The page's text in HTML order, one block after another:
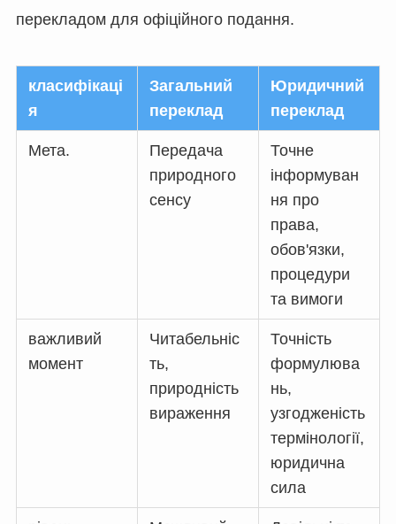
перекладом для офіційного подання.
класифікаці
я
Загальний
переклад
Юридичний
переклад
Мета.
Передача
природного
сенсу
Точне
інформуван
ня про
права,
обов'язки,
процедури
та вимоги
важливий
момент
Читабельніс
ть,
природність
вираження
Точність
формулюва
нь,
узгодженість
термінології,
юридична
сила